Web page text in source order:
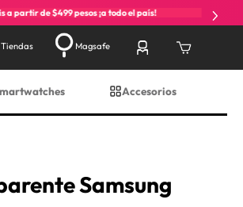
a partir de $499 pesos ¡a todo el país!
Tiendas Magsafe
Accesorios
Samsung